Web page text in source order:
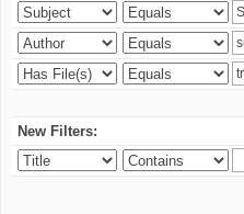
New Filters: